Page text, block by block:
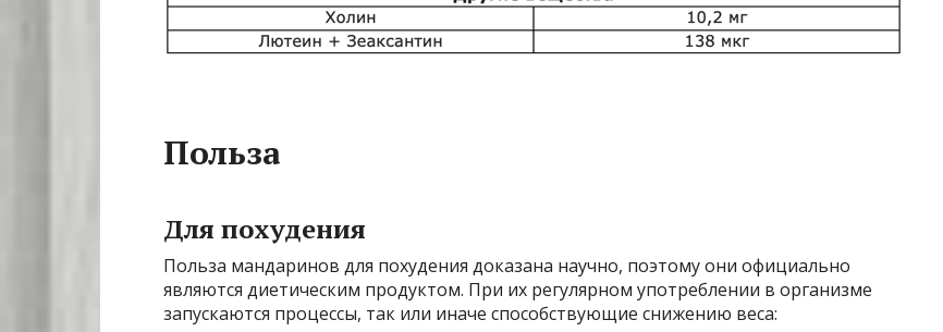
Польза
Для похудения
Польза мандаринов для похудения доказана научно, поэтому они официально
являются диетическим продуктом. При их регулярном употреблении в организме
запускаются процессы, так или иначе способствующие снижению веса: